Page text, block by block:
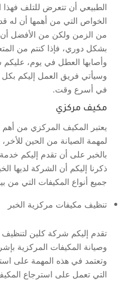
الطبيعي أن تتعرض للتلف فهذا
الخواص التي من أهمها أن له
من الزمن ولكن من الأفضل أن
بشكل دوري، فإذا كنتم من
وأصابها العطل في يوم،
وسيأتي فريق العمل إليكم
في أسرع وقت.
مكيف مركزي
يعتبر المكيف المركزي من أهم
لمهمة الصيانة من الحين
بالخبر على أن تقدم إليكم
ذكرنا إليكم أن الشركة لديها
جميع أنواع المكيفات التي من
تنظيف مكيفات مركزية الخبر
تقدم إليكم شركة كلين
وصيانة المكيفات المركزية
وتعتمد في هذه المهمة على
التي تعمل على استرجاع